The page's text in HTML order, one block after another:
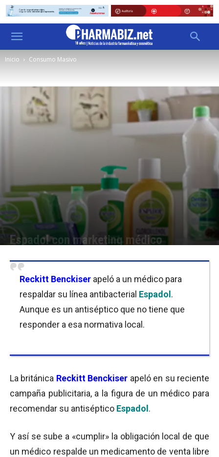
Inicio Consumo Masivo
Espadol con marketing médico
Reckitt Benckiser apeló a un médico para
respaldar su línea antibacterial Espadol .
Aunque es un antiséptico que no tiene que
responder a esa normativa local.
La británica Reckitt Benckiser apeló en su reciente
campaña publicitaria, a la figura de un médico para
recomendar su antiséptico Espadol .
Y así se sube a «cumplir» la obligación local de que
un médico respalde un medicamento de venta libre